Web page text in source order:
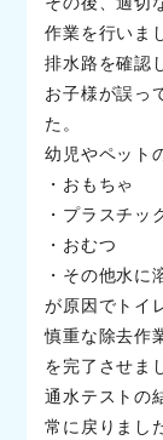
作業を行いま
排水路を確認
お子様が誤っ
た。
幼児やペット
・おもちゃ
・プラスチッ
・おむつ
・その他水に
が原因でトイ
慎重な除去作
を完了させま
通水テストの
常に戻りまし